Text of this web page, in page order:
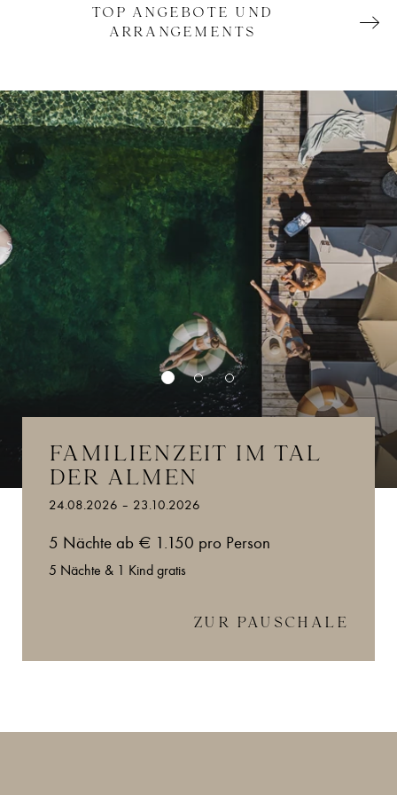
TOP ANGEBOTE UND
ARRANGEMENTS
FAMILIENZEIT IM TAL
DER ALMEN
24.08.2026 – 23.10.2026
5 Nächte ab € 1.150 pro Person
5 Nächte & 1 Kind gratis
ZUR PAUSCHALE